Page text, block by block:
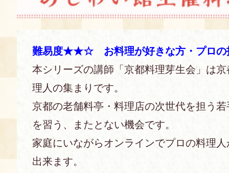
EN 中文
当館について
あじわい館とは
京の食文化について
料理教室
難易度★★☆ お料理が好きな方・プロの
本シリーズの講師「京都料理芽生会」は
理人の集まりです。
京都の老舗料亭・料理店の次世代を担う
を習う、またとない機会です。
家庭にいながらオンラインでプロの料理
出来ます。